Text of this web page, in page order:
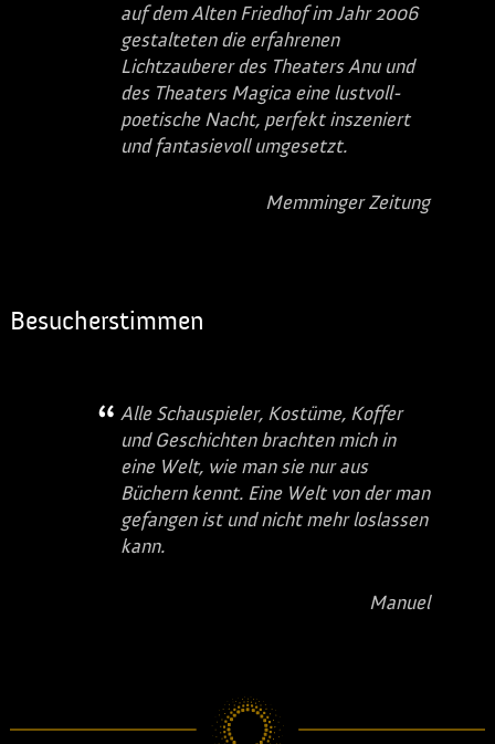
auf dem Alten Friedhof im Jahr 2006
gestalteten die erfahrenen
Lichtzauberer des Theaters Anu und
des Theaters Magica eine lustvoll-
poetische Nacht, perfekt inszeniert
und fantasievoll umgesetzt.
Memminger Zeitung
Besucherstimmen
Alle Schauspieler, Kostüme, Koffer
und Geschichten brachten mich in
eine Welt, wie man sie nur aus
Büchern kennt. Eine Welt von der man
gefangen ist und nicht mehr loslassen
kann.
Manuel